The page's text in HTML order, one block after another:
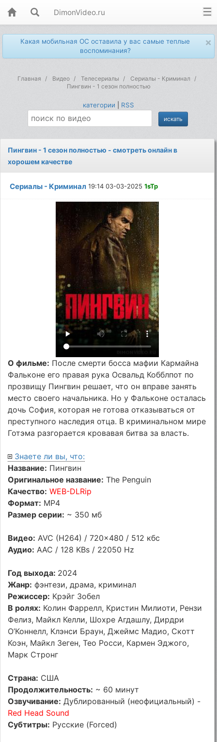
DimonVideo.ru
×
Какая мобильная ОС оставила у вас самые теплые
воспоминания?
Главная Видео Телесериалы
Сериалы - Криминал
Пингвин - 1 сезон полностью
категории RSS
Пингвин - 1 сезон полностью - смотреть онлайн в
хорошем качестве
Сериалы - Криминал 19:14 03-03-20251sTp
О фильме: После смерти босса мафии Кармайна
Фальконе его правая рука Освальд Кобблпот по
прозвищу Пингвин решает, что он вправе занять
место своего начальника. Но у Фальконе осталась
дочь София, которая не готова отказываться от
преступного наследия отца. В криминальном мире
Готэма разгорается кровавая битва за власть.
Знаете ли вы, что:
Название: Пингвин
Оригинальное название: The Penguin
Качество: WEB-DLRip
Формат: MP4
Размер серии: ~ 350 мб
Видео: AVC (H264) / 720x480 / 512 кбс
Аудио: AAC / 128 KBs / 22050 Hz
Год выхода: 2024
Жанр: фэнтези, драма, криминал
Режиссер: Крэйг Зобел
В ролях: Колин Фаррелл, Кристин Милиоти, Рензи
Фелиз, Майкл Келли, Шохре Агдашлу, Дирдри
О’Коннелл, Клэнси Браун, Джеймс Мадио, Скотт
Коэн, Майкл Зеген, Тео Росси, Кармен Эджого,
Марк Стронг
Страна: США
Продолжительность: ~ 60 минут
Озвучивание: Дублированный (неофициальный) -
Red Head Sound
Субтитры: Русские (Forced)